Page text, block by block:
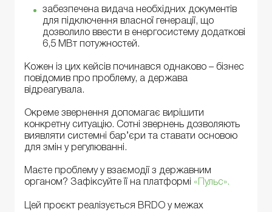
забезпечена видача необхідних документів
для підключення власної генерації, що
дозволило ввести в енергосистему додаткові
6,5 МВт потужностей.
Кожен із цих кейсів починався однаково – бізнес
повідомив про проблему, а держава
відреагувала.
Окреме звернення допомагає вирішити
конкретну ситуацію. Сотні звернень дозволяють
виявляти системні бар’єри та ставати основою
для змін у регулюванні.
Маєте проблему у взаємодії з державним
органом? Зафіксуйте її на платформі «Пульс».
Цей проєкт реалізується BRDO у межах